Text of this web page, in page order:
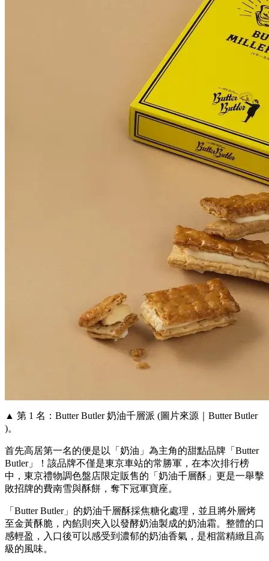
▲ 第 1 名：Butter Butler 奶油千層派 (圖片來源｜Butter Butler
)。
首先高居第一名的便是以「奶油」為主角的甜點品牌「Butter
Butler」！該品牌不僅是東京車站的常勝軍，在本次排行榜
中，東京禮物調色盤店限定販售的「奶油千層酥」更是一舉擊
敗招牌的費南雪與酥餅，奪下冠軍寶座。
「Butter Butler」的奶油千層酥採焦糖化處理，並且將外層烤
至金黃酥脆，內餡則夾入以發酵奶油製成的奶油霜。整體的口
感輕盈，入口後可以感受到濃郁的奶油香氣，是相當精緻且高
級的風味。